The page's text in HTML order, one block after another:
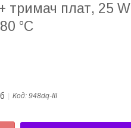
тримач плат, 25 W
°C
Код: 948dq-III